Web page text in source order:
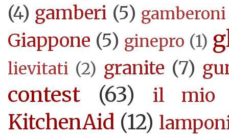
(4) gamberi (5) gamberoni
Giappone (5) ginepro (1)
lievitati (2) granite (7)
contest (63) il mio
KitchenAid (12)